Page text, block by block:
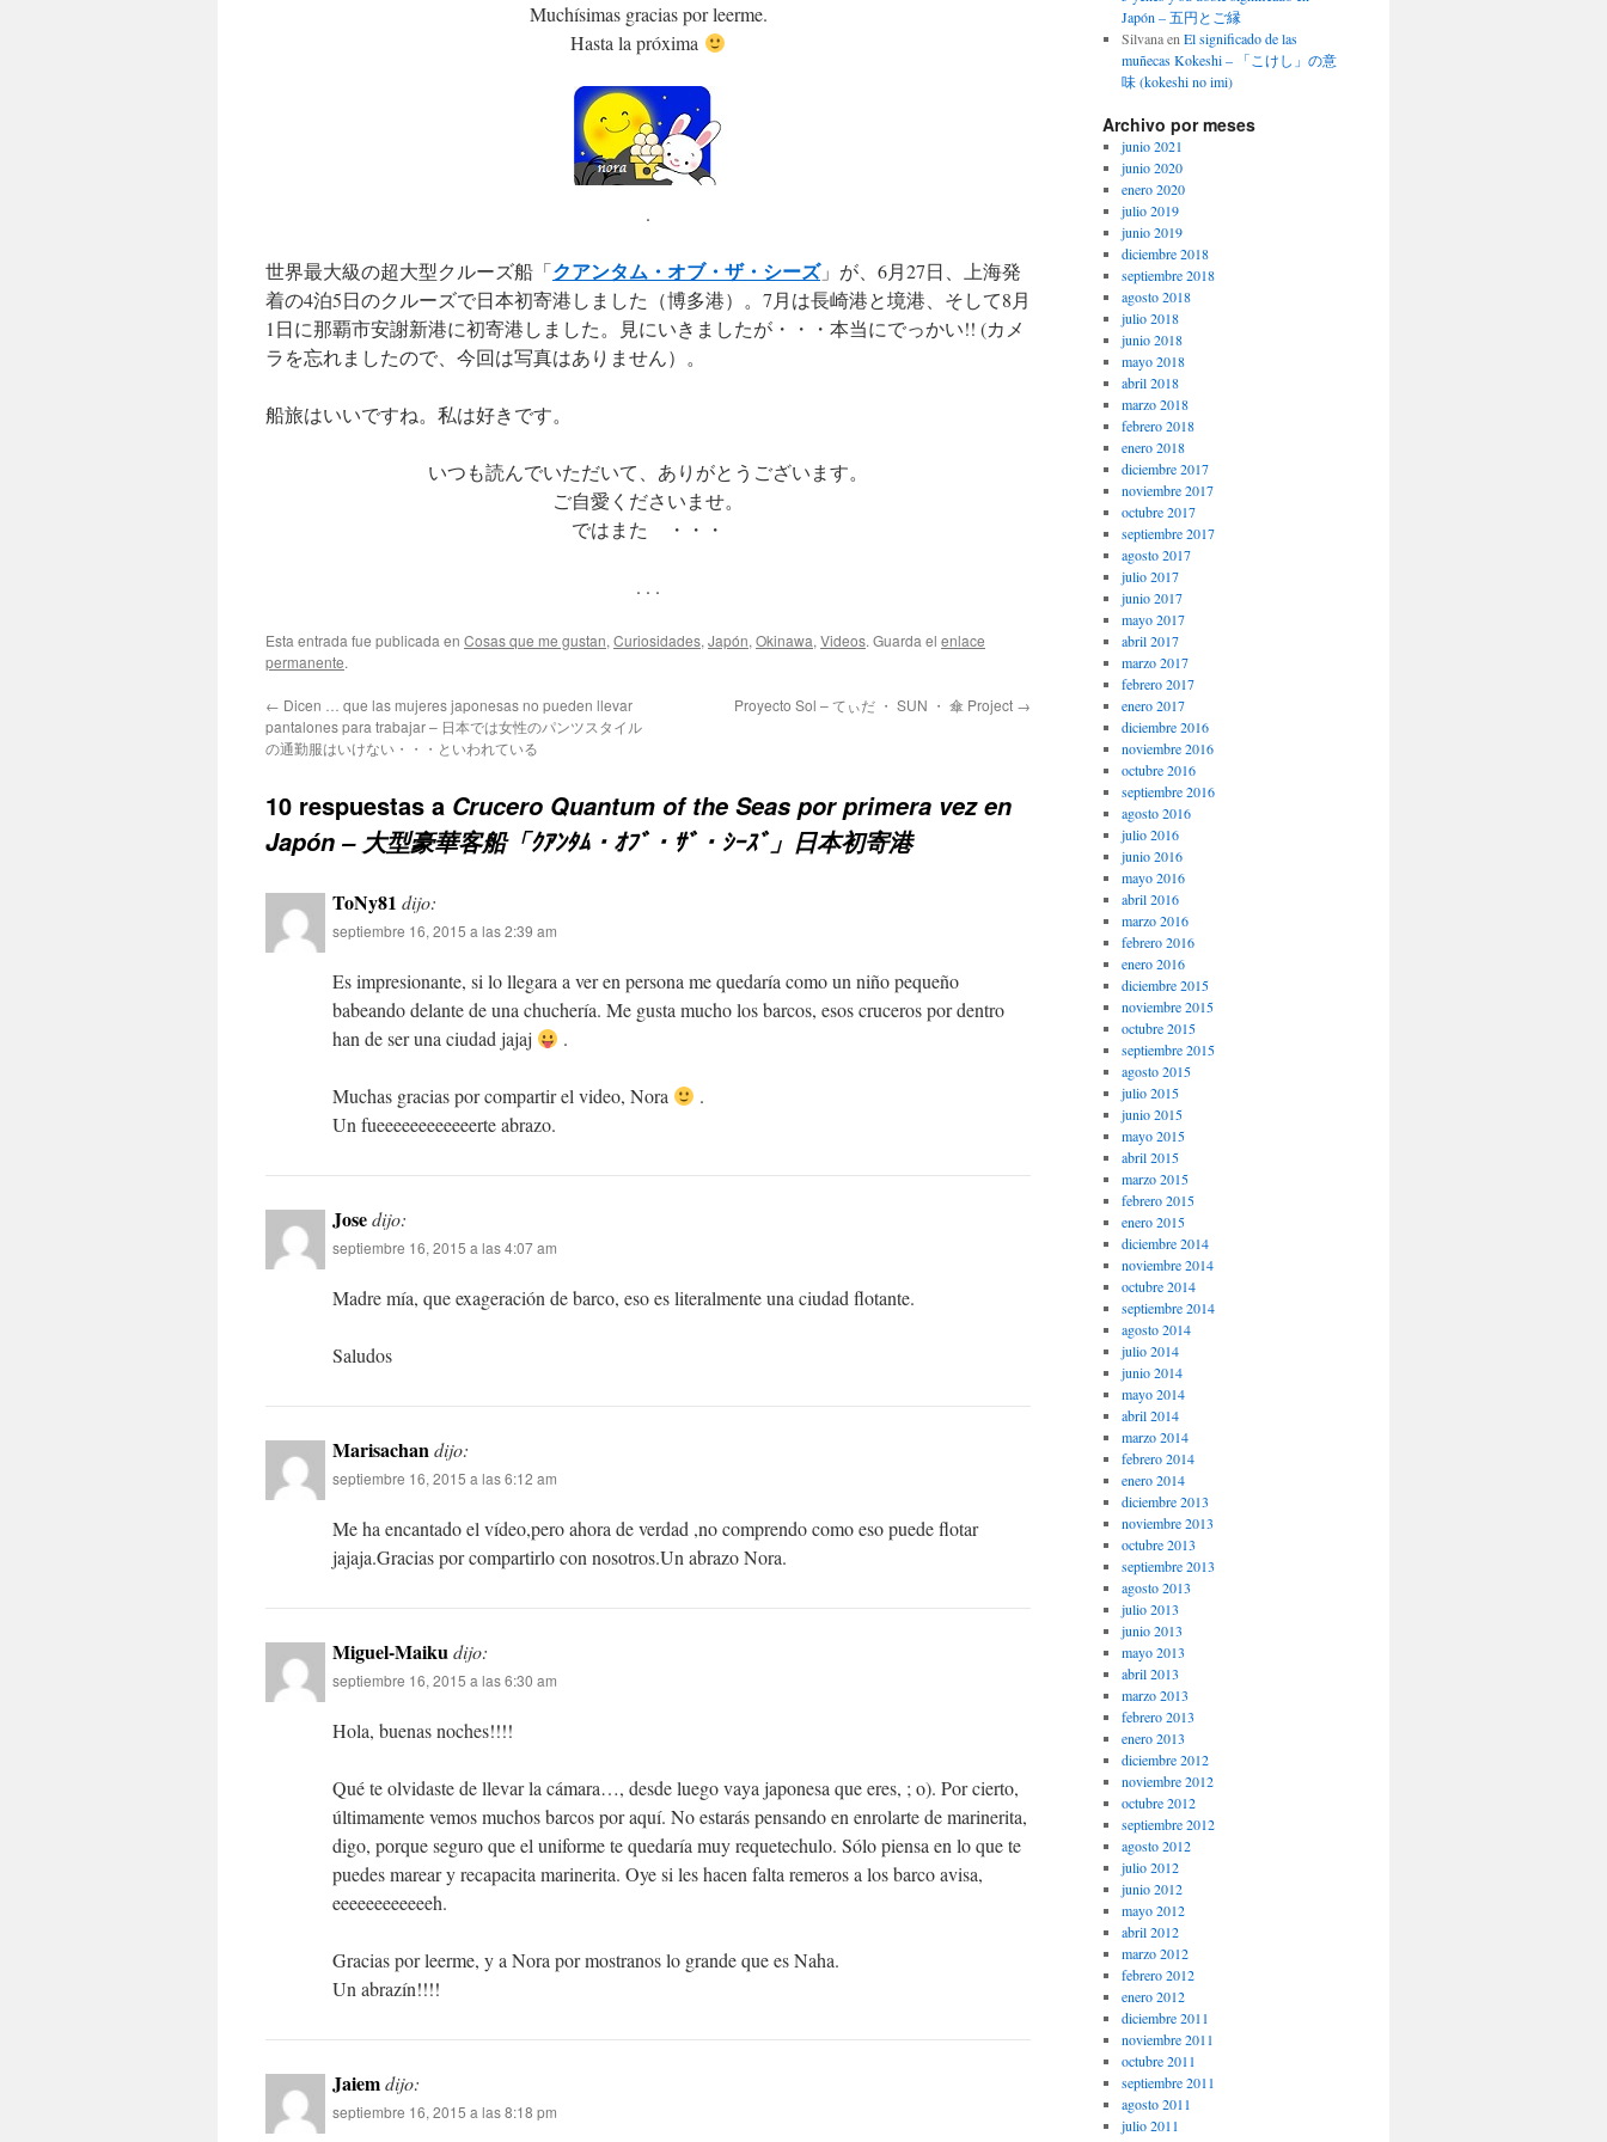
Muchísimas gracias por leerme.
Hasta la próxima
.
世界最大級の超大型クルーズ船「クアンタム・オブ・ザ・シーズ」が、6月27日、上海発
着の4泊5日のクルーズで日本初寄港しました（博多港）。7月は長崎港と境港、そして8月
1日に那覇市安謝新港に初寄港しました。見にいきましたが・・・本当にでっかい!! (カメ
ラを忘れましたので、今回は写真はありません）。
船旅はいいですね。私は好きです。
いつも読んでいただいて、ありがとうございます。
ご自愛くださいませ。
ではまた ・・・
. . .
Esta entrada fue publicada en Cosas que me gustan, Curiosidades, Japón, Okinawa, Videos. Guarda el enlace
permanente.
← Dicen … que las mujeres japonesas no pueden llevar
pantalones para trabajar – 日本では女性のパンツスタイル
の通勤服はいけない・・・といわれている
Proyecto Sol – てぃだ ・ SUN ・ 傘 Project →
10 respuestas a Crucero Quantum of the Seas por primera vez en
Japón – 大型豪華客船「ｸｱﾝﾀﾑ・ｵﾌﾞ・ｻﾞ・ｼｰｽﾞ」日本初寄港
ToNy81 dijo:
septiembre 16, 2015 a las 2:39 am
Es impresionante, si lo llegara a ver en persona me quedaría como un niño pequeño
babeando delante de una chuchería. Me gusta mucho los barcos, esos cruceros por dentro
han de ser una ciudad jajaj
.
Muchas gracias por compartir el video, Nora
.
Un fueeeeeeeeeeeerte abrazo.
Josedijo:
septiembre 16, 2015 a las 4:07 am
Madre mía, que exageración de barco, eso es literalmente una ciudad flotante.
Saludos
Marisachandijo:
septiembre 16, 2015 a las 6:12 am
Me ha encantado el vídeo,pero ahora de verdad ,no comprendo como eso puede flotar
jajaja.Gracias por compartirlo con nosotros.Un abrazo Nora.
Miguel-Maikudijo:
septiembre 16, 2015 a las 6:30 am
Hola, buenas noches!!!!
Qué te olvidaste de llevar la cámara…, desde luego vaya japonesa que eres, ; o). Por cierto,
últimamente vemos muchos barcos por aquí. No estarás pensando en enrolarte de marinerita,
digo, porque seguro que el uniforme te quedaría muy requetechulo. Sólo piensa en lo que te
puedes marear y recapacita marinerita. Oye si les hacen falta remeros a los barco avisa,
eeeeeeeeeeeeh.
Gracias por leerme, y a Nora por mostranos lo grande que es Naha.
Un abrazín!!!!
Jaiemdijo:
septiembre 16, 2015 a las 8:18 pm
Japón – 五円とご縁
Silvanaen El significado de las
muñecas Kokeshi – 「こけし」の意
味 (kokeshi no imi)
Archivo por meses
junio 2021
junio 2020
enero 2020
julio 2019
junio 2019
diciembre 2018
septiembre 2018
agosto 2018
julio 2018
junio 2018
mayo 2018
abril 2018
marzo 2018
febrero 2018
enero 2018
diciembre 2017
noviembre 2017
octubre 2017
septiembre 2017
agosto 2017
julio 2017
junio 2017
mayo 2017
abril 2017
marzo 2017
febrero 2017
enero 2017
diciembre 2016
noviembre 2016
octubre 2016
septiembre 2016
agosto 2016
julio 2016
junio 2016
mayo 2016
abril 2016
marzo 2016
febrero 2016
enero 2016
diciembre 2015
noviembre 2015
octubre 2015
septiembre 2015
agosto 2015
julio 2015
junio 2015
mayo 2015
abril 2015
marzo 2015
febrero 2015
enero 2015
diciembre 2014
noviembre 2014
octubre 2014
septiembre 2014
agosto 2014
julio 2014
junio 2014
mayo 2014
abril 2014
marzo 2014
febrero 2014
enero 2014
diciembre 2013
noviembre 2013
octubre 2013
septiembre 2013
agosto 2013
julio 2013
junio 2013
mayo 2013
abril 2013
marzo 2013
febrero 2013
enero 2013
diciembre 2012
noviembre 2012
octubre 2012
septiembre 2012
agosto 2012
julio 2012
junio 2012
mayo 2012
abril 2012
marzo 2012
febrero 2012
enero 2012
diciembre 2011
noviembre 2011
octubre 2011
septiembre 2011
agosto 2011
julio 2011